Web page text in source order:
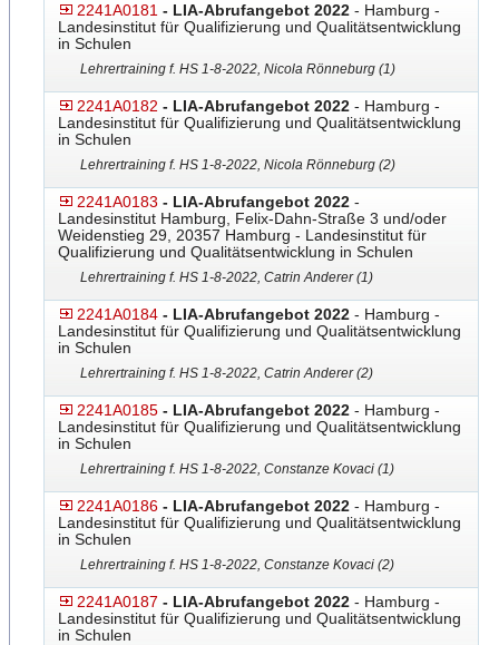
2241A0181 - LIA-Abrufangebot 2022 - Hamburg -
Landesinstitut für Qualifizierung und Qualitätsentwicklung
in Schulen
Lehrertraining f. HS 1-8-2022, Nicola Rönneburg (1)
2241A0182 - LIA-Abrufangebot 2022 - Hamburg -
Landesinstitut für Qualifizierung und Qualitätsentwicklung
in Schulen
Lehrertraining f. HS 1-8-2022, Nicola Rönneburg (2)
2241A0183 - LIA-Abrufangebot 2022 -
Landesinstitut Hamburg, Felix-Dahn-Straße 3 und/oder
Weidenstieg 29, 20357 Hamburg - Landesinstitut für
Qualifizierung und Qualitätsentwicklung in Schulen
Lehrertraining f. HS 1-8-2022, Catrin Anderer (1)
2241A0184 - LIA-Abrufangebot 2022 - Hamburg -
Landesinstitut für Qualifizierung und Qualitätsentwicklung
in Schulen
Lehrertraining f. HS 1-8-2022, Catrin Anderer (2)
2241A0185 - LIA-Abrufangebot 2022 - Hamburg -
Landesinstitut für Qualifizierung und Qualitätsentwicklung
in Schulen
Lehrertraining f. HS 1-8-2022, Constanze Kovaci (1)
2241A0186 - LIA-Abrufangebot 2022 - Hamburg -
Landesinstitut für Qualifizierung und Qualitätsentwicklung
in Schulen
Lehrertraining f. HS 1-8-2022, Constanze Kovaci (2)
2241A0187 - LIA-Abrufangebot 2022 - Hamburg -
Landesinstitut für Qualifizierung und Qualitätsentwicklung
in Schulen